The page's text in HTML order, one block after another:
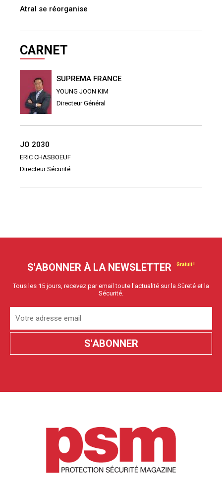
Atral se réorganise
CARNET
SUPREMA FRANCE
YOUNG JOON KIM
Directeur Général
JO 2030
ERIC CHASBOEUF
Directeur Sécurité
S'ABONNER À LA NEWSLETTER
Tous les 15 jours, recevez par email toute l'actualité sur la Sûreté et la
Sécurité.